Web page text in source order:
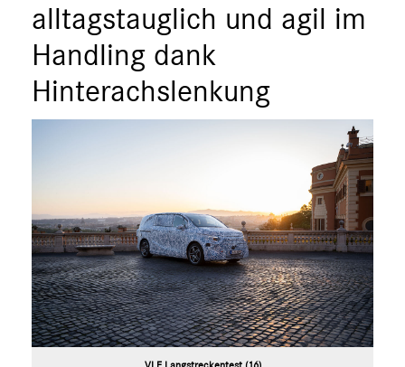
MEDIA
ÜBER UNS
ANSPRECHPARTNER
alltagstauglich und agil im
Handling dank
Hinterachslenkung